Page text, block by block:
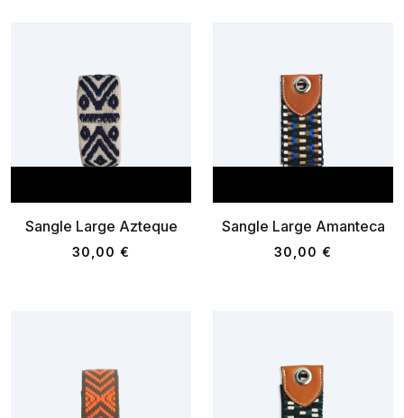
Sangle Large Azteque
30,00 €
Sangle Large Amanteca
30,00 €